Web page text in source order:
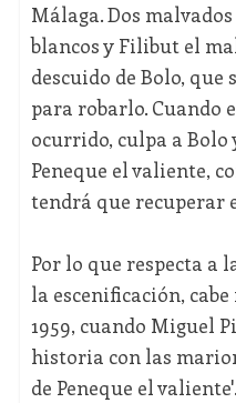
Málaga. Dos
blancos y Filibut el
descuido de Bolo, que
para robarlo. Cuando
ocurrido, culpa a Bolo
Peneque el valiente,
tendrá que recuperar
Por lo que respecta a
la escenificación,
1959, cuando Miguel
historia con las
de Peneque el